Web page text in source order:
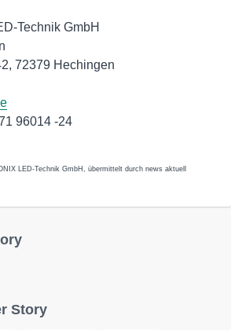
Technik GmbH
72379 Hechingen
96014 -24
LED-Technik GmbH, übermittelt durch news aktuell
Story